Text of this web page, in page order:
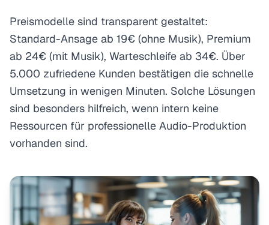
Preismodelle sind transparent gestaltet:
Standard-Ansage ab 19€ (ohne Musik), Premium
ab 24€ (mit Musik), Warteschleife ab 34€. Über
5.000 zufriedene Kunden bestätigen die schnelle
Umsetzung in wenigen Minuten. Solche Lösungen
sind besonders hilfreich, wenn intern keine
Ressourcen für professionelle Audio-Produktion
vorhanden sind.